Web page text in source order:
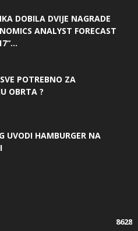
DOBILA DVIJE NAGRADE
ANALYST FORECAST
POTREBNO ZA
OBRTA ?
UVODI HAMBURGER NA
8628